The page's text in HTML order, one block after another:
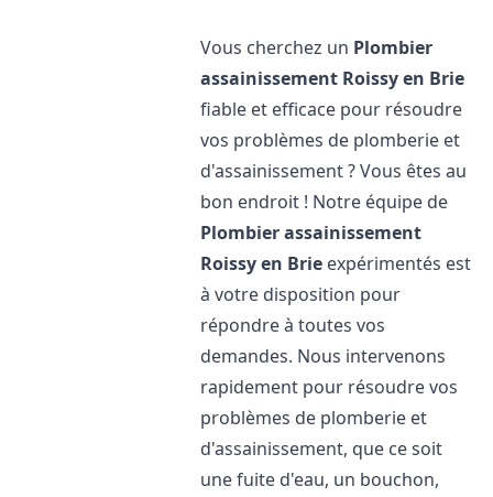
Vous cherchez un Plombier
assainissement Roissy en Brie
fiable et efficace pour résoudre
vos problèmes de plomberie et
d'assainissement ? Vous êtes au
bon endroit ! Notre équipe de
Plombier assainissement
Roissy en Brie expérimentés est
à votre disposition pour
répondre à toutes vos
demandes. Nous intervenons
rapidement pour résoudre vos
problèmes de plomberie et
d'assainissement, que ce soit
une fuite d'eau, un bouchon,